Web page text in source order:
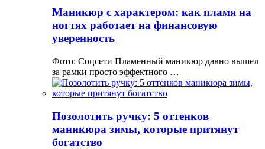
Маникюр с характером: как пламя на
ногтях работает на финансовую
уверенность
Фото: Соцсети Пламенный маникюр давно вышел
за рамки просто эффектного …
Позолотить ручку: 5 оттенков
маникюра зимы, которые притянут
богатство